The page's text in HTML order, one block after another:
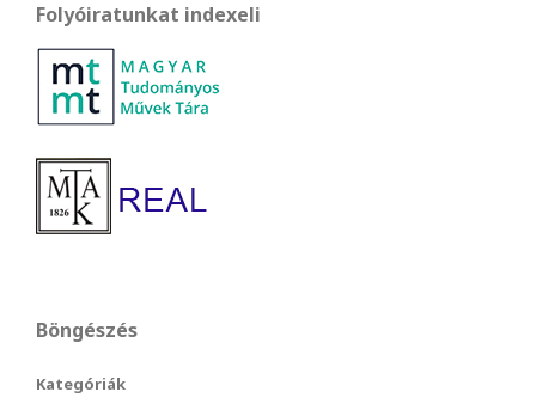
Folyóiratunkat indexeli
Böngészés
Kategóriák